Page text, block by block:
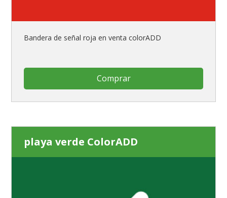
Bandera de señal roja en venta colorADD
Comprar
playa verde ColorADD